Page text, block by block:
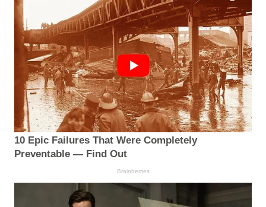
10 Epic Failures That Were Completely
Preventable — Find Out
Brainberries